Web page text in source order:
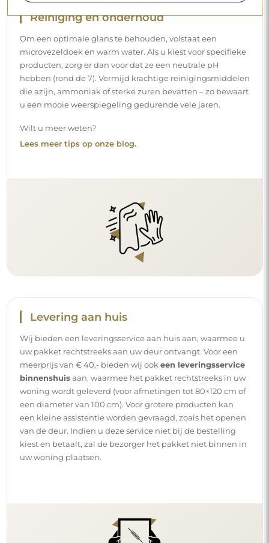
Reiniging en onderhoud
Om een optimale glans te behouden, volstaat een
microvezeldoek en warm water. Als u kiest voor specifieke
producten, zorg er dan voor dat ze een neutrale pH
hebben (rond de 7). Vermijd krachtige reinigingsmiddelen
die azijn, ammoniak of sterke zuren bevatten – zo bewaart
u een mooie weerspiegeling gedurende vele jaren.
Wilt u meer weten?
Lees meer tips op onze blog.
Levering aan huis
Wij bieden een leveringsservice aan huis aan, waarmee u
uw pakket rechtstreeks aan uw deur ontvangt. Voor een
meerprijs van € 40,- bieden wij ook een leveringsservice
binnenshuisaan, waarmee het pakket rechtstreeks in uw
woning wordt geleverd (voor afmetingen tot 80×120 cm of
een diameter van 100 cm). Voor grotere producten kan
een kleine assistentie worden gevraagd, zoals het openen
van de deur. Indien u deze service niet bij de bestelling
kiest en betaalt, zal de bezorger het pakket niet binnen in
uw woning plaatsen.